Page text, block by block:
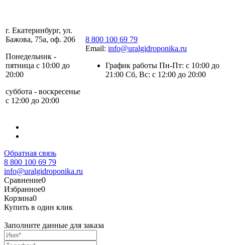
г. Екатеринбург, ул.
Бажова, 75а, оф. 206
Понедельник -
пятница с 10:00 до
20:00
суббота - воскресенье
с 12:00 до 20:00
8 800 100 69 79
Email: info@uralgidroponika.ru
График работы Пн-Пт: с 10:00 до
21:00 Сб, Вс: с 12:00 до 20:00
Обратная связь
8 800 100 69 79
info@uralgidroponika.ru
Сравнение0
Избранное0
Корзина0
Купить в один клик
Заполните данные для заказа